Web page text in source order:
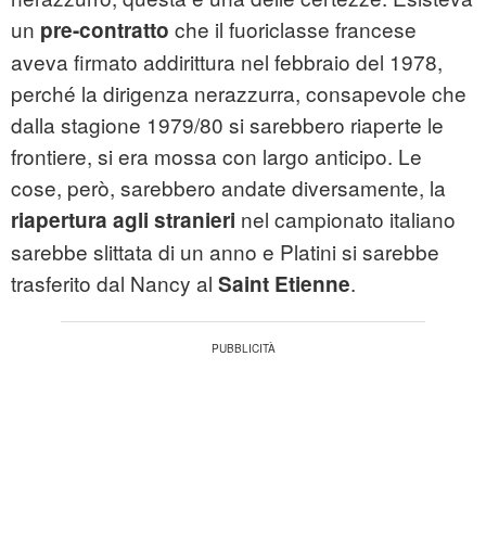
un pre-contratto che il fuoriclasse francese
aveva firmato addirittura nel febbraio del 1978,
perché la dirigenza nerazzurra, consapevole che
dalla stagione 1979/80 si sarebbero riaperte le
frontiere, si era mossa con largo anticipo. Le
cose, però, sarebbero andate diversamente, la
riapertura agli stranieri nel campionato italiano
sarebbe slittata di un anno e Platini si sarebbe
trasferito dal Nancy al Saint Etienne.